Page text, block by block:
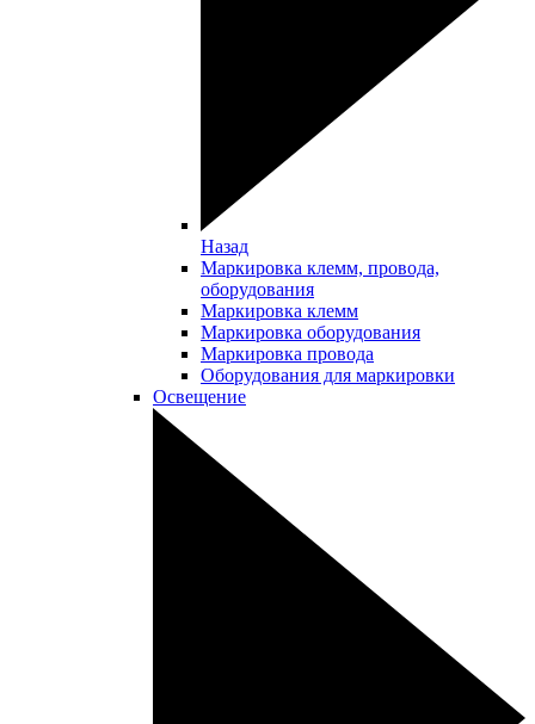
Назад
Маркировка клемм, провода,
оборудования
Маркировка клемм
Маркировка оборудования
Маркировка провода
Оборудования для маркировки
Освещение